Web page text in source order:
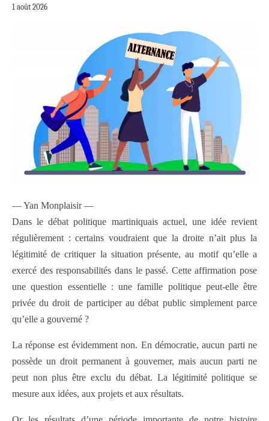
1 août 2026
— Yan Monplaisir —
Dans le débat politique martiniquais actuel, une idée revient
régulièrement : certains voudraient que la droite n’ait plus la
légitimité de critiquer la situation présente, au motif qu’elle a
exercé des responsabilités dans le passé. Cette affirmation pose
une question essentielle : une famille politique peut-elle être
privée du droit de participer au débat public simplement parce
qu’elle a gouverné ?
La réponse est évidemment non. En démocratie, aucun parti ne
possède un droit permanent à gouverner, mais aucun parti ne
peut non plus être exclu du débat. La légitimité politique se
mesure aux idées, aux projets et aux résultats.